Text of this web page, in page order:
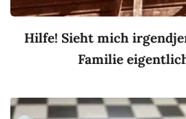
Hilfe! Sieht mich
Familie